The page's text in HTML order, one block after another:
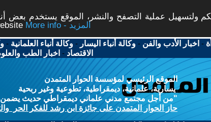
ولتسهيل عملية التصفح والنشر، الموقع يستخدم بعض
More info - المزيد
- اخبار الأدب والفن -وكالة أنباء اليسار -وكالة أنباء العلمانية -
الاقتصاد - اخبار الطب
الموقع الرئيسي لمؤسسة الحوار المتمدن
يسارية، علمانية، ديمقراطية، تطوعية وغير ربحية
"من أجل مجتمع مدني علماني ديمقراطي حديث يضمن
حاز الحوار المتمدن على جائزة ابن رشد للفكر الحر